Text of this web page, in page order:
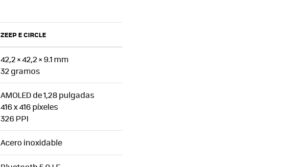
ZEEP E CIRCLE
42,2 × 42,2 × 9.1 mm
32 gramos
AMOLED de 1,28 pulgadas
416 x 416 píxeles
326 PPI
Acero inoxidable